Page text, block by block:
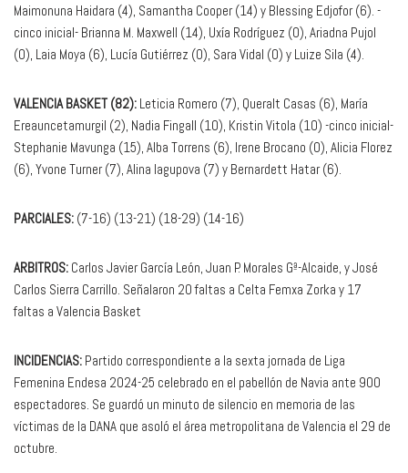
Maimonuna Haidara (4), Samantha Cooper (14) y Blessing Edjofor (6). -
cinco inicial- Brianna M. Maxwell (14), Uxía Rodríguez (0), Ariadna Pujol
(0), Laia Moya (6), Lucía Gutiérrez (0), Sara Vidal (0) y Luize Sila (4).
VALENCIA BASKET (82): Leticia Romero (7), Queralt Casas (6), María
Ereauncetamurgil (2), Nadia Fingall (10), Kristin Vitola (10) -cinco inicial-
Stephanie Mavunga (15), Alba Torrens (6), Irene Brocano (0), Alicia Florez
(6), Yvone Turner (7), Alina Iagupova (7) y Bernardett Hatar (6).
PARCIALES: (7-16) (13-21) (18-29) (14-16)
ARBITROS: Carlos Javier García León, Juan P. Morales Gª-Alcaide, y José
Carlos Sierra Carrillo. Señalaron 20 faltas a Celta Femxa Zorka y 17
faltas a Valencia Basket
INCIDENCIAS: Partido correspondiente a la sexta jornada de Liga
Femenina Endesa 2024-25 celebrado en el pabellón de Navia ante 900
espectadores. Se guardó un minuto de silencio en memoria de las
víctimas de la DANA que asoló el área metropolitana de Valencia el 29 de
octubre.